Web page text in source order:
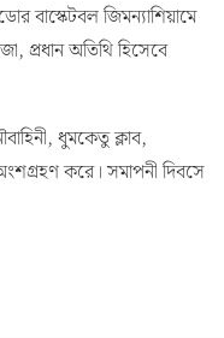
বাস্কেটবল জিমন্যাশিয়ামে
প্রধান অতিথি হিসেবে
ধুমকেতু ক্লাব,
করে। সমাপনী দিবসে